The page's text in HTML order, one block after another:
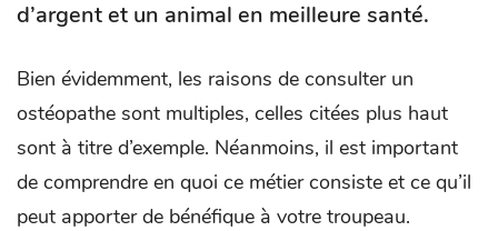
d’argent et un animal en meilleure santé.
Bien évidemment, les raisons de consulter un
ostéopathe sont multiples, celles citées plus haut
sont à titre d’exemple. Néanmoins, il est important
de comprendre en quoi ce métier consiste et ce qu’il
peut apporter de bénéfique à votre troupeau.